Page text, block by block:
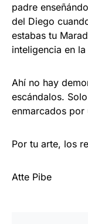
padre
del Diego
estabas tu
inteligencia en
Ahí no hay
escándalos.
enmarcados
Por tu arte, los
Atte Pibe